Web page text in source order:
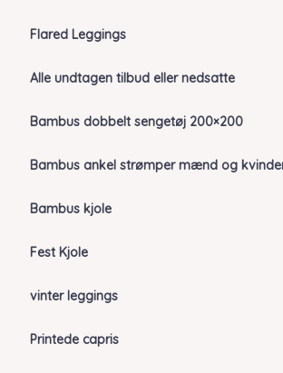
Flared Leggings
Alle undtagen tilbud eller nedsatte
Bambus dobbelt sengetøj 200×200
Bambus ankel strømper mænd og
Bambus kjole
Fest Kjole
vinter leggings
Printede capris